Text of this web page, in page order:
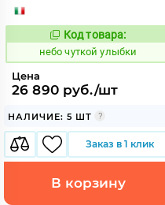
Код:
1124111
Код товара:
небо чуткой улыбки
Цена
26 890 руб./шт
НАЛИЧИЕ: 5 ШТ
Заказ в 1 клик
В корзину